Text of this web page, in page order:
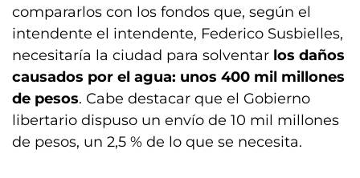
compararlos con los fondos que, según el
intendente el intendente, Federico Susbielles,
necesitaría la ciudad para solventar los daños
causados por el agua: unos 400 mil millones
de pesos. Cabe destacar que el Gobierno
libertario dispuso un envío de 10 mil millones
de pesos, un 2,5 % de lo que se necesita.